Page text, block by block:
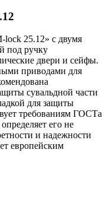
25.12» с двумя
под ручку
двери и сейфы.
приводами для
сувальдной части
для защиты
требованиям ГОСТа
его не
и надежности
европейским